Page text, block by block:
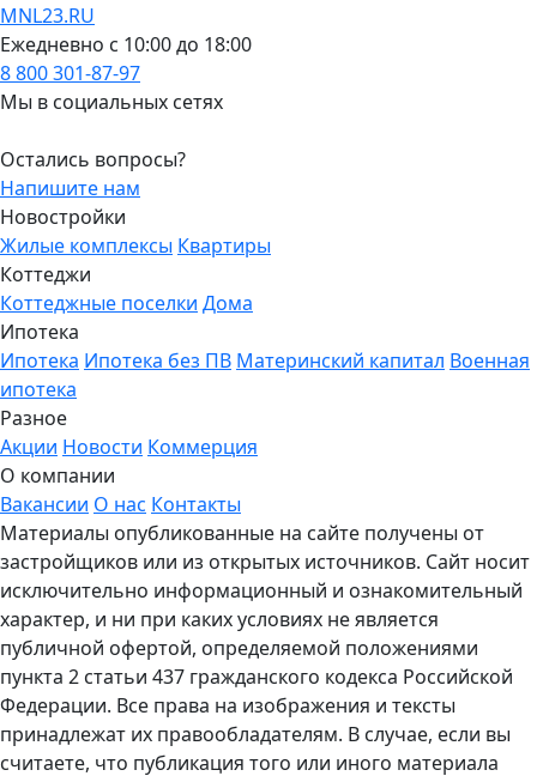
MNL23.RU
Ежедневно с 10:00 до 18:00
8 800 301-87-97
Мы в социальных сетях
Остались вопросы?
Напишите нам
Новостройки
Жилые комплексы Квартиры
Коттеджи
Коттеджные поселки Дома
Ипотека
Ипотека Ипотека без ПВ Материнский капитал Военная
ипотека
Разное
Акции Новости Коммерция
О компании
Вакансии О нас Контакты
Материалы опубликованные на сайте получены от
застройщиков или из открытых источников. Сайт носит
исключительно информационный и ознакомительный
характер, и ни при каких условиях не является
публичной офертой, определяемой положениями
пункта 2 статьи 437 гражданского кодекса Российской
Федерации. Все права на изображения и тексты
принадлежат их правообладателям. В случае, если вы
считаете, что публикация того или иного материала